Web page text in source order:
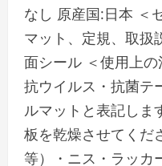
なし 原産国:日本 ＜
マット、定規、取扱
面シール ＜使用上の
抗ウイルス・抗菌テ
ルマットと表記しま
板を乾燥させてくだ
等）・ニス・ラッカ